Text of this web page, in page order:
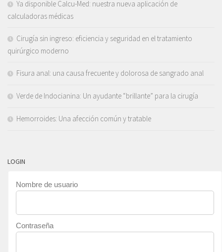
Ya disponible Calcu-Med: nuestra nueva aplicación de
calculadoras médicas
Cirugía sin ingreso: eficiencia y seguridad en el tratamiento
quirúrgico moderno
Fisura anal: una causa frecuente y dolorosa de sangrado anal
Verde de Indocianina: Un ayudante “brillante” para la cirugía
Hemorroides: Una afección común y tratable
LOGIN
Nombre de usuario
Contraseña